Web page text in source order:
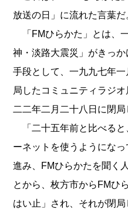
放送の日」に流れた言葉だ
「FMひらかた」とは、
神・淡路大震災」がきっ
手段として、一九九七年
局したコミュニティラジ
二二年二月二十八日に閉局
「二十五年前と比べると
ーネットを使うようにな
進み、FMひらかたを聞く
とから、枚方市からFMひ
はい止」され、それが閉局